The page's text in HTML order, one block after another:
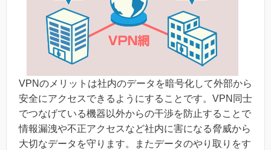
VPNのメリットは社内のデータを暗号化して外部から
安全にアクセスできるようにすることです。VPN同士
でつなげている機器以外からの干渉を防止することで
情報漏洩や不正アクセスなど社内に害になる脅威から
大切なデータを守ります。またデータのやり取りをす